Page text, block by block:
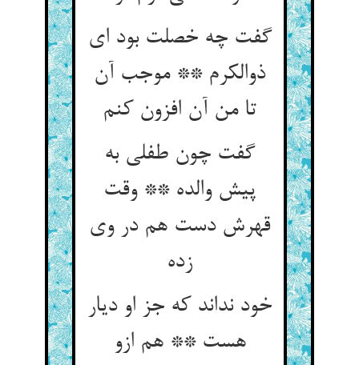
گفت چه خصلت بود ای
ذوالکرم ** موجب آن
تا من آن افزون کنم
گفت چون طفلی به
پیش والده ** وقت
قهرش دست هم در وی
زده
خود نداند که جز او دیار
هست ** هم ازو